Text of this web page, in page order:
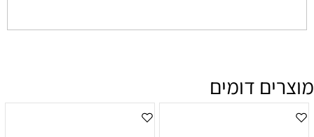
מוצרים דומים